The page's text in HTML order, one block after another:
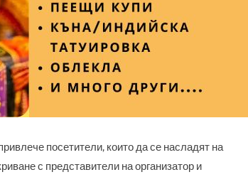
посетители, които да се насладят на
с представители на организатор и